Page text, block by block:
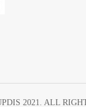
2021. ALL